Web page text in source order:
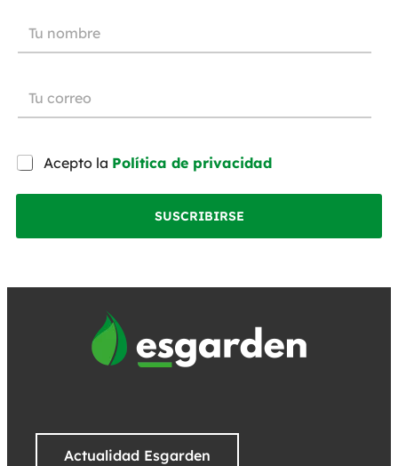
Acepto la Política de privacidad
SUSCRIBIRSE
Actualidad Esgarden